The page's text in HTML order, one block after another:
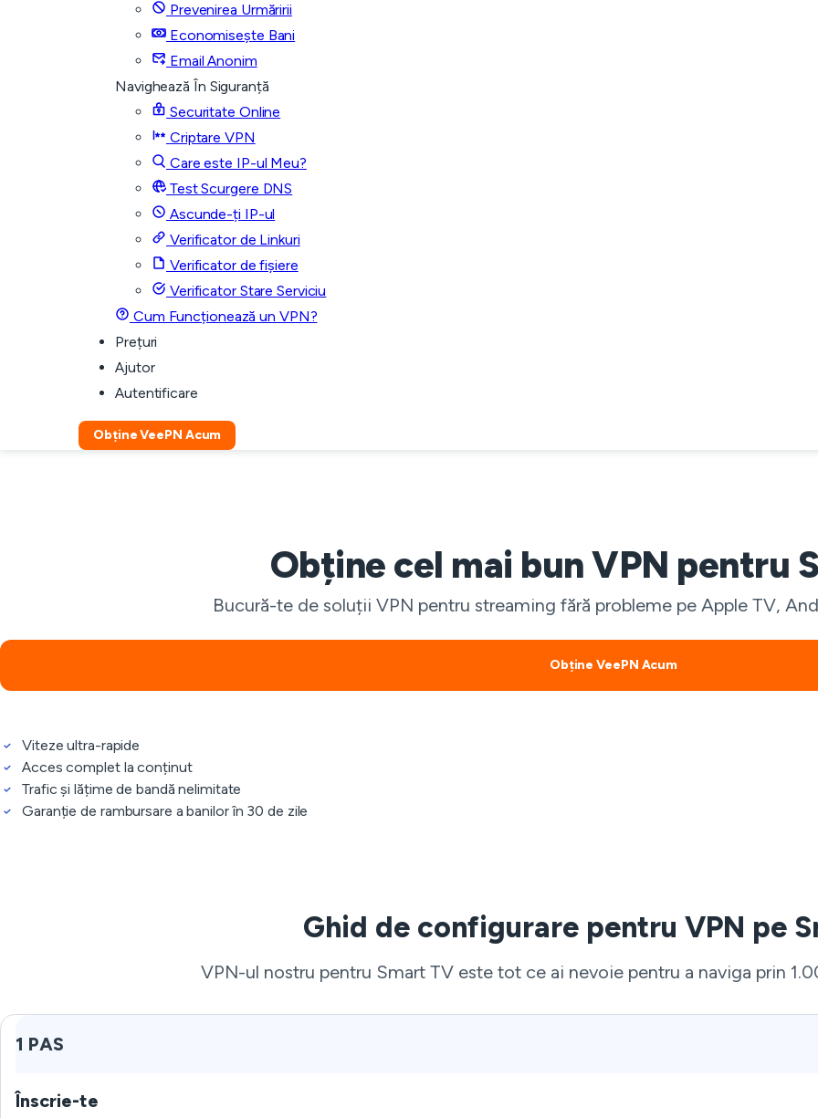
Prevenirea Urmăririi
Economisește Bani
Email Anonim
Navighează În Siguranță
Securitate Online
Criptare VPN
Care este IP-ul Meu?
Test Scurgere DNS
Ascunde-ți IP-ul
Verificator de Linkuri
Verificator de fișiere
Verificator Stare Serviciu
Cum Funcționează un VPN?
Prețuri
Ajutor
Autentificare
Obține VeePN Acum
Obține cel mai bun VPN pentru
Bucură-te de soluții VPN pentru streaming fără probleme pe Apple TV,
Obține VeePN Acum
Viteze ultra-rapide
Acces complet la conținut
Trafic și lățime de bandă nelimitate
Garanție de rambursare a banilor în 30 de zile
Ghid de configurare pentru VPN pe
VPN-ul nostru pentru Smart TV este tot ce ai nevoie pentru a naviga prin
1 PAS
Înscrie-te